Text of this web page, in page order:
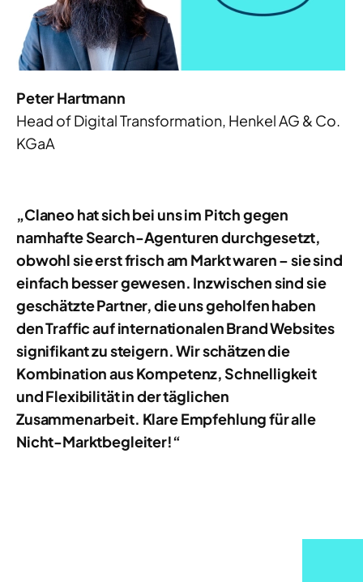
Peter Hartmann
Head of Digital Transformation, Henkel AG & Co.
KGaA
„Claneo hat sich bei uns im Pitch gegen
namhafte Search-Agenturen durchgesetzt,
obwohl sie erst frisch am Markt waren – sie sind
einfach besser gewesen. Inzwischen sind sie
geschätzte Partner, die uns geholfen haben
den Traffic auf internationalen Brand Websites
signifikant zu steigern. Wir schätzen die
Kombination aus Kompetenz, Schnelligkeit
und Flexibilität in der täglichen
Zusammenarbeit. Klare Empfehlung für alle
Nicht-Marktbegleiter!“